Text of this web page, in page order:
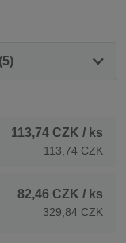
113,74 CZK / ks
113,74 CZK
82,46 CZK / ks
329,84 CZK